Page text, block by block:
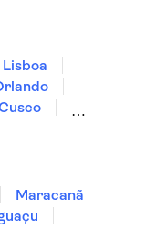
Lisboa
Maracanã